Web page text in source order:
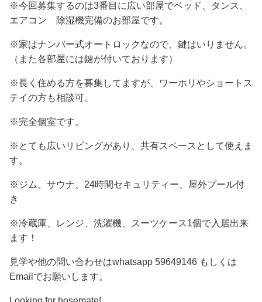
※今回募集するのは3番目に広い部屋でベッド、タンス、
エアコン 除湿機完備のお部屋です。
※家はナンバー式オートロックなので、鍵はいりません。
（また各部屋には鍵が付いております）
※長く住める方を募集してますが、ワーホリやショートス
テイの方も相談可。
※完全個室です。
※とても広いリビングがあり、共有スペースとして使えま
す。
※ジム、サウナ、24時間セキュリティー、屋外プール付
き
※冷蔵庫、レンジ、洗濯機、スーツケース1個で入居出来
ます！
見学や他の問い合わせはwhatsapp 59649146 もしくは
Emailでお願いします。